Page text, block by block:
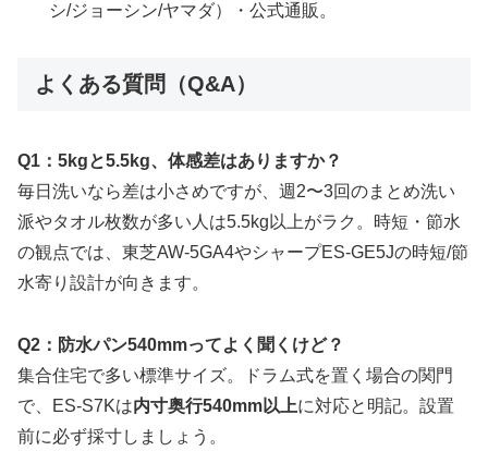
シ/ジョーシン/ヤマダ）・公式通販。
よくある質問（Q&A）
Q1：5kgと5.5kg、体感差はありますか？
毎日洗いなら差は小さめですが、週2〜3回のまとめ洗い
派やタオル枚数が多い人は5.5kg以上がラク。時短・節水
の観点では、東芝AW-5GA4やシャープES-GE5Jの時短/節
水寄り設計が向きます。
Q2：防水パン540mmってよく聞くけど？
集合住宅で多い標準サイズ。ドラム式を置く場合の関門
で、ES-S7Kは内寸奥行540mm以上に対応と明記。設置
前に必ず採寸しましょう。